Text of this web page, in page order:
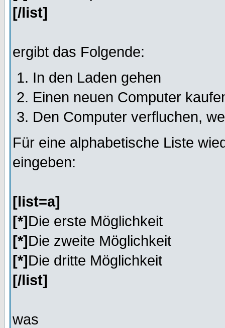
[/list]
ergibt das Folgende:
In den Laden gehen
Einen neuen Computer
Den Computer verfluchen,
Für eine alphabetische Liste
eingeben:
[list=a]
[*]Die erste Möglichkeit
[*]Die zweite Möglichkeit
[*]Die dritte Möglichkeit
[/list]
was